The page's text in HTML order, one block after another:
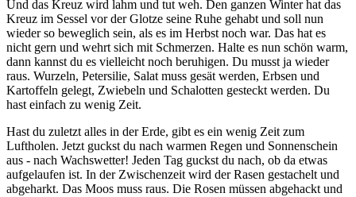
Und das Kreuz wird lahm und tut weh. Den ganzen Winter hat das
Kreuz im Sessel vor der Glotze seine Ruhe gehabt und soll nun
wieder so beweglich sein, als es im Herbst noch war. Das hat es
nicht gern und wehrt sich mit Schmerzen. Halte es nun schön warm,
dann kannst du es vielleicht noch beruhigen. Du musst ja wieder
raus. Wurzeln, Petersilie, Salat muss gesät werden, Erbsen und
Kartoffeln gelegt, Zwiebeln und Schalotten gesteckt werden. Du
hast einfach zu wenig Zeit.
Hast du zuletzt alles in der Erde, gibt es ein wenig Zeit zum
Luftholen. Jetzt guckst du nach warmen Regen und Sonnenschein
aus - nach Wachswetter! Jeden Tag guckst du nach, ob da etwas
aufgelaufen ist. In der Zwischenzeit wird der Rasen gestachelt und
abgeharkt. Das Moos muss raus. Die Rosen müssen abgehackt und